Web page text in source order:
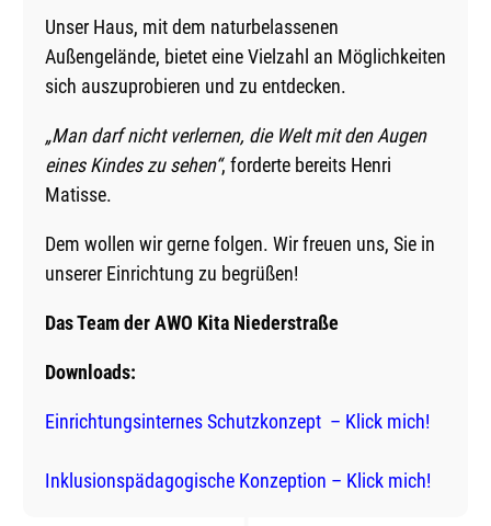
Unser Haus, mit dem naturbelassenen
Außengelände, bietet eine Vielzahl an Möglichkeiten
sich auszuprobieren und zu entdecken.
„Man darf nicht verlernen, die Welt mit den Augen
eines Kindes zu sehen“, forderte bereits Henri
Matisse.
Dem wollen wir gerne folgen. Wir freuen uns, Sie in
unserer Einrichtung zu begrüßen!
Das Team der AWO Kita Niederstraße
Downloads:
Einrichtungsinternes Schutzkonzept – Klick mich!
Inklusionspädagogische Konzeption – Klick mich!